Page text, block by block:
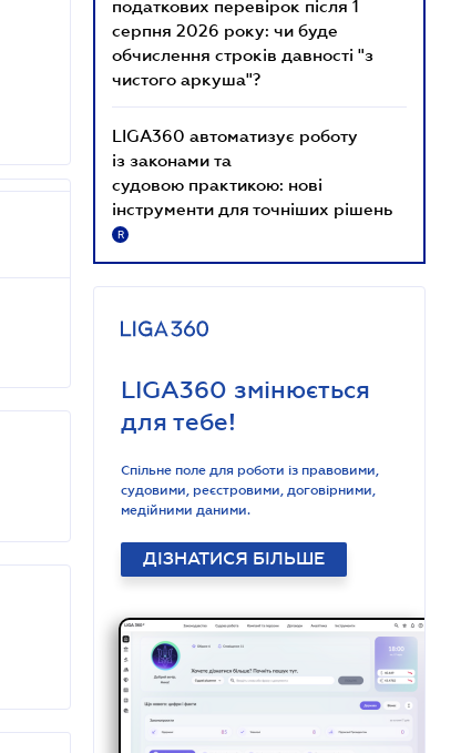
податкових перевірок після 1
серпня 2026 року: чи буде
обчислення строків давності "з
чистого аркуша"?
LIGA360 автоматизує роботу
із законами та
судовою практикою: нові
інструменти для точніших рішень
R
LIGA360 змінюється
для тебе!
Спільне поле для роботи із правовими,
судовими, реєстровими, договірними,
медійними даними.
ДІЗНАТИСЯ БІЛЬШЕ